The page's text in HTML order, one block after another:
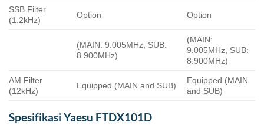
SSB Filter
(1.2kHz)
Option Option
(MAIN: 9.005MHz, SUB:
8.900MHz)
(MAIN:
9.005MHz, SUB:
8.900MHz)
AM Filter
(12kHz)
Equipped (MAIN and SUB)
Equipped (MAIN
and SUB)
Spesifikasi Yaesu FTDX101D